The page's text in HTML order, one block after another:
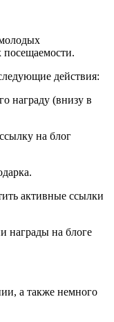
посещаемости.
действия:
награду (внизу в
на блог
активные ссылки
награды на блоге
а также немного